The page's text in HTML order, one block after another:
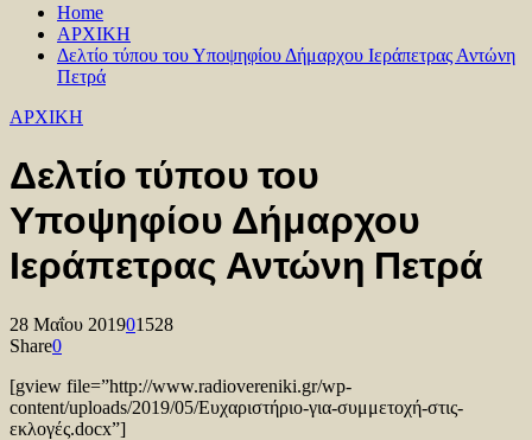
Home
ΑΡΧΙΚΗ
Δελτίο τύπου του Υποψηφίου Δήμαρχου Ιεράπετρας Αντώνη
Πετρά
ΑΡΧΙΚΗ
Δελτίο τύπου του
Υποψηφίου Δήμαρχου
Ιεράπετρας Αντώνη Πετρά
28 Μαΐου 201901528
Share0
[gview file=”http://www.radiovereniki.gr/wp-
content/uploads/2019/05/Ευχαριστήριο-για-συμμετοχή-στις-
εκλογές.docx”]